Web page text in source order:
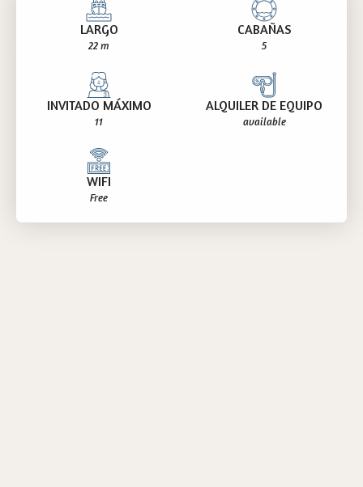
LARGO
22 m
CABAÑAS
5
INVITADO MÁXIMO
11
ALQUILER DE EQUIPO
available
WIFI
Free